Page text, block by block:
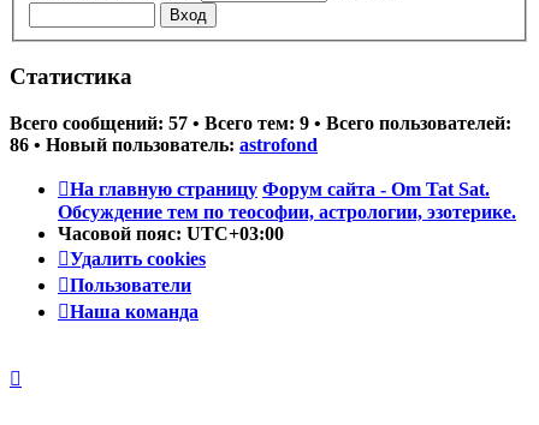
Статистика
Всего сообщений: 57 • Всего тем: 9 • Всего пользователей:
86 • Новый пользователь: astrofond
На главную страницу Форум сайта - Om Tat Sat.
Обсуждение тем по теософии, астрологии, эзотерике.
Часовой пояс: UTC+03:00
Удалить cookies
Пользователи
Наша команда